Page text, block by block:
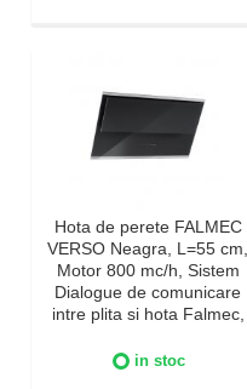
Hota de perete FALMEC
VERSO Neagra, L=55 cm,
Motor 800 mc/h, Sistem
Dialogue de comunicare
intre plita si hota Falmec,
Control, Iluminare LED
in stoc